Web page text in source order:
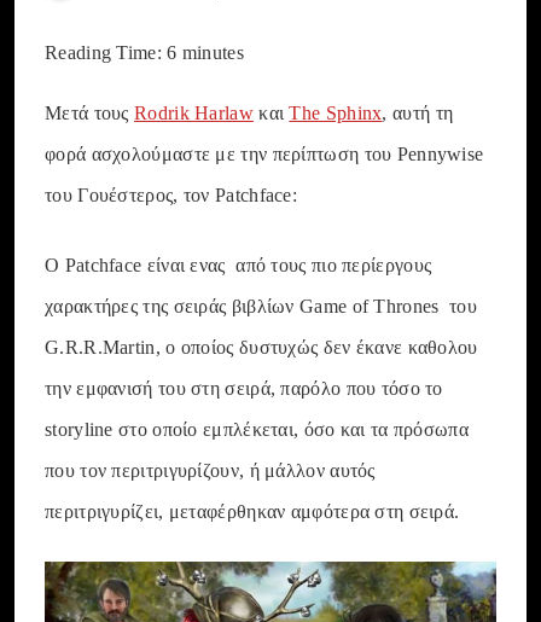
Reading Time:6 minutes
Μετά τους Rodrik HarlawκαιThe Sphinx, αυτή τη
φορά ασχολούμαστε με την περίπτωση του Pennywise
του Γουέστερος, τον Patchface:
Ο Patchface είναι ενας από τους πιο περίεργους
χαρακτήρες της σειράς βιβλίων Game of Thrones του
G.R.R.Martin, ο οποίος δυστυχώς δεν έκανε καθολου
την εμφανισή του στη σειρά, παρόλο που τόσο το
storyline στο οποίο εμπλέκεται, όσο και τα πρόσωπα
που τον περιτριγυρίζουν, ή μάλλον αυτός
περιτριγυρίζει, μεταφέρθηκαν αμφότερα στη σειρά.